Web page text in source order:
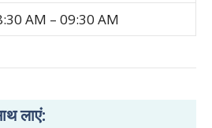
AM – 09:30 AM
लाएं: